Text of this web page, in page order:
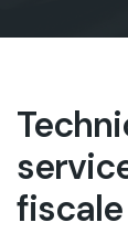
fiscale